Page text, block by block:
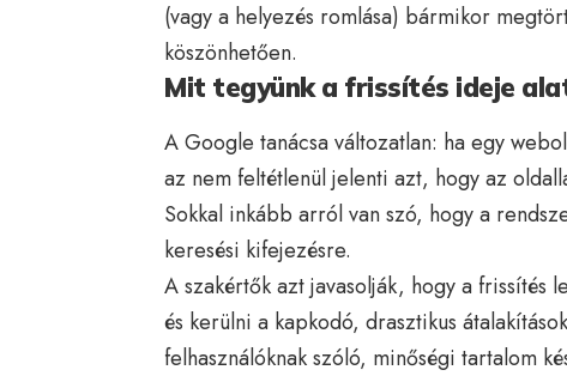
(vagy a helyezés romlása) bármikor
köszönhetően.
Mit tegyünk a frissítés ideje
A Google tanácsa változatlan: ha egy
az nem feltétlenül jelenti azt, hogy az
Sokkal inkább arról van szó, hogy a
keresési kifejezésre.
A szakértők azt javasolják, hogy a frissítés
és kerülni a kapkodó, drasztikus
felhasználóknak szóló, minőségi tartalom